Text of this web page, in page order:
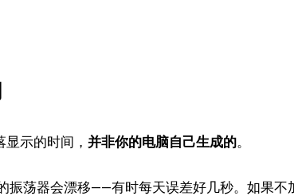
示的时间， 并非你的电脑自己生成的。
振荡器会漂移——有时每天误差好几秒。如果不